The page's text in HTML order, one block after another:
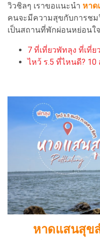
วิวชิลๆ เราขอแนะนำ หาด
คนจะมีความสุขกับการชม
เป็นสถานที่พักผ่อนหย่อนใ
7 ที่เที่ยวพัทลุง ที่เที่ย
ไหว้ ร.5 ที่ไหนดี?
หาดแสนสุข